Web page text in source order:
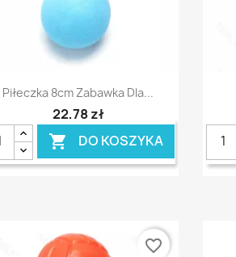
Szybki podgląd
Piłeczka 8cm Zabawka Dla...
22,78 zł
 DO KOSZYKA
favorite_border